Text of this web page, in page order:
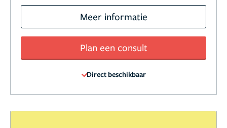
Meer informatie
Plan een consult
Direct beschikbaar